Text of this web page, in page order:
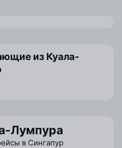
из Куала-
Лумпура
в Сингапур